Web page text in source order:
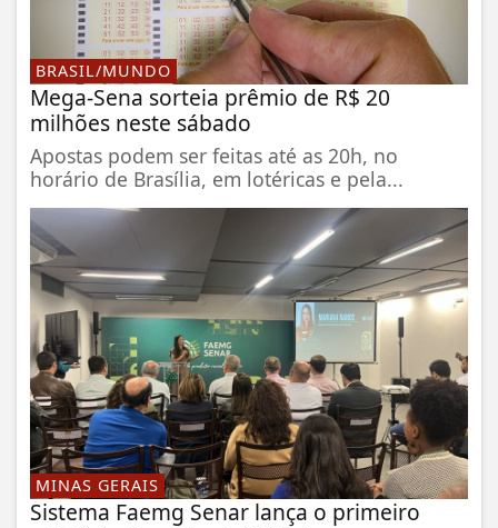
BRASIL/MUNDO
Mega-Sena sorteia prêmio de R$ 20
milhões neste sábado
Apostas podem ser feitas até as 20h, no
horário de Brasília, em lotéricas e pela...
MINAS GERAIS
Sistema Faemg Senar lança o primeiro